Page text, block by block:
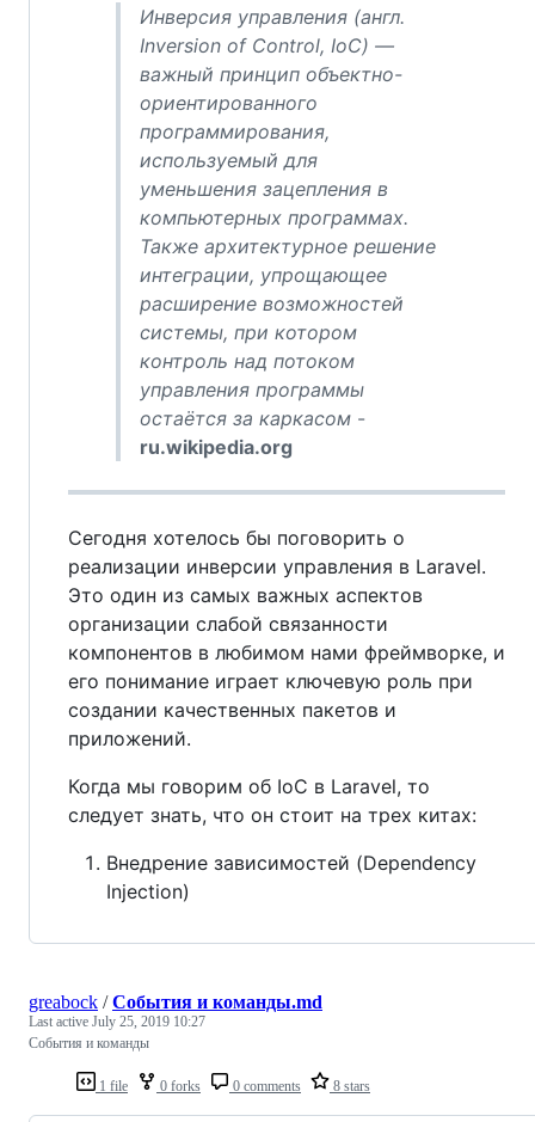
Инверсия управления (англ.
Inversion of Control, IoC) —
важный принцип объектно-
ориентированного
программирования,
используемый для
уменьшения зацепления в
компьютерных программах.
Также архитектурное решение
интеграции, упрощающее
расширение возможностей
системы, при котором
контроль над потоком
управления программы
остаётся за каркасом -
ru.wikipedia.org
Сегодня хотелось бы поговорить о
реализации инверсии управления в Laravel.
Это один из самых важных аспектов
организации слабой связанности
компонентов в любимом нами фреймворке, и
его понимание играет ключевую роль при
создании качественных пакетов и
приложений.
Когда мы говорим об IoC в Laravel, то
следует знать, что он стоит на трех китах:
Внедрение зависимостей (Dependency
Injection)
1 file 0 forks 0 comments 8 stars
greabock /События и команды.md
Last active July 25, 2019 10:27
События и команды